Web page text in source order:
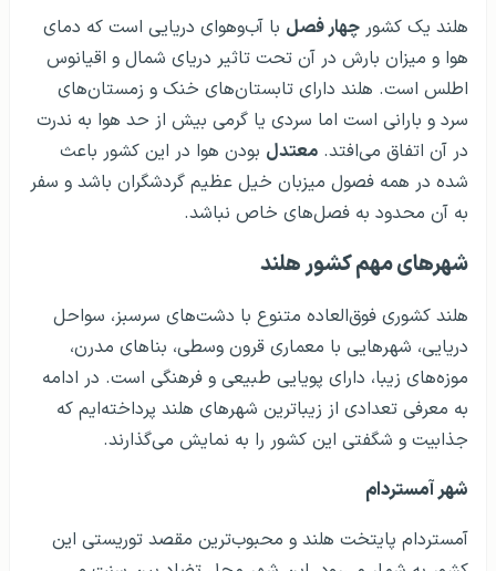
هلند یک کشور چهار فصل با آب‌وهوای دریایی است که دمای
هوا و میزان بارش در آن تحت تاثیر دریای شمال و اقیانوس
اطلس است. هلند دارای تابستان‌های خنک و زمستان‌های
سرد و بارانی است اما سردی یا گرمی بیش از حد هوا به ندرت
در آن اتفاق می‌افتد. معتدل بودن هوا در این کشور باعث
شده در همه فصول میزبان خیل عظیم گردشگران باشد و سفر
به آن محدود به فصل‌های خاص نباشد.
شهرهای مهم کشور هلند
هلند کشوری فوق‌العاده متنوع با دشت‌های سرسبز، سواحل
دریایی، شهرهایی با معماری قرون وسطی، بناهای مدرن،
موزه‌های زیبا، دارای پویایی طبیعی و فرهنگی است. در ادامه
به معرفی تعدادی از زیباترین شهرهای هلند پرداخته‌ایم که
جذابیت و شگفتی این کشور را به نمایش می‌گذارند.
شهر آمستردام
آمستردام پایتخت هلند و محبوب‌ترین مقصد توریستی این